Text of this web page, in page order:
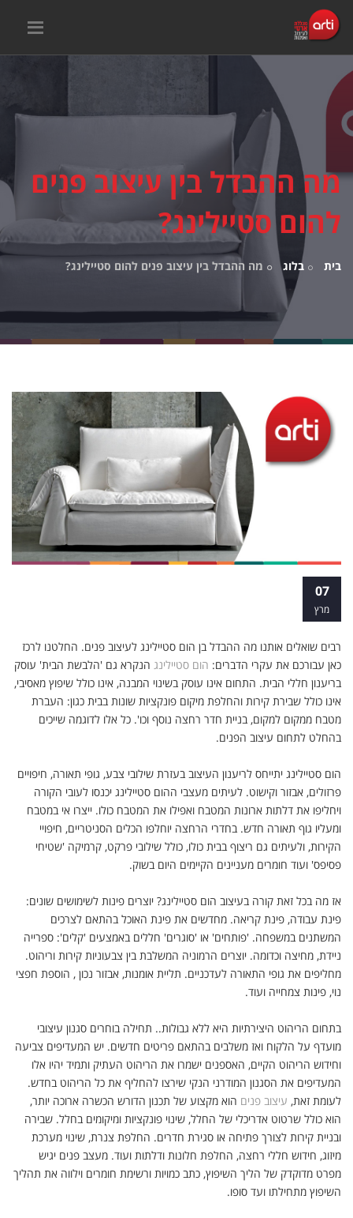
מה ההבדל בין עיצוב פנים
להום סטיילינג?
בית בלוג מה ההבדל בין עיצוב פנים להום סטיילינג?
07
מרץ
רבים שואלים אותנו מה ההבדל בן הום סטיילינג לעיצוב פנים. החלטנו לרכז
כאן עבורכם את עקרי הדברים: הום סטיילינג הנקרא גם 'הלבשת הבית' עוסק
בריענון חללי הבית. התחום אינו עוסק בשינוי המבנה, אינו כולל שיפוץ מאסיבי,
אינו כולל שבירת קירות והחלפת מיקום פונקציות שונות בבית כגון: העברת
מטבח ממקום למקום, בניית חדר רחצה נוסף וכו'. כל אלו לדוגמה שייכים
בהחלט לתחום עיצוב הפנים.
הום סטיילינג יתייחס לריענון העיצוב בעזרת שילובי צבע, גופי תאורה, חיפויים
פרזולים, אבזור וקישוט. לעיתים מעצבי ההום סטיילינג יכנסו לעובי הקורה
ויחליפו את דלתות ארונות המטבח ואפילו את המטבח כולו. ייצרו אי במטבח
ומעליו גוף תאורה חדש. בחדרי הרחצה יוחלפו הכלים הסניטריים, חיפויי
הקירות, ולעיתים גם ריצוף בבית כולו, כולל שילובי פרקט, קרמיקה 'שטיחי
פסיפס' ועוד חומרים מעניינים הקיימים היום בשוק.
אז מה בכל זאת קורה בעיצוב הום סטיילינג? יוצרים פינות לשימושים שונים:
פינת עבודה, פינת קריאה. מחדשים את פינת האוכל בהתאם לצרכים
המשתנים במשפחה. 'פותחים' או 'סוגרים' חללים באמצעים 'קלים': ספרייה
ניידת, מחיצה וכדומה. יוצרים הרמוניה המשלבת בין צבעוניות קירות וריהוט.
מחליפים את גופי התאורה לעדכניים. תליית אומנות, אבזור נכון , הוספת חפצי
נוי, פינות צמחייה ועוד.
בתחום הריהוט היצירתיות היא ללא גבולות.. תחילה בוחרים סגנון עיצובי
מועדף על הלקוח ואז משלבים בהתאם פריטים חדשים. יש המעדיפים צביעה
וחידוש הריהוט הקיים, האספנים ישמרו את הריהוט העתיק ותמיד יהיו אלו
המעדיפים את הסגנון המודרני הנקי שירצו להחליף את כל הריהוט בחדש.
לעומת זאת, עיצוב פנים הוא מקצוע של תכנון הדורש הכשרה ארוכה יותר,
הוא כולל שרטוט אדריכלי של החלל, שינוי פונקציות ומיקומים בחלל. שבירה
ובניית קירות לצורך פתיחה או סגירת חדרים. החלפת צנרת, שינוי מערכת
מיזוג, חידוש חללי רחצה, החלפת חלונות ודלתות ועוד. מעצב פנים יגיש
מפרט מדוקדק של הליך השיפוץ, כתב כמויות ורשימת חומרים וילווה את תהליך
השיפוץ מתחילתו ועד סופו.